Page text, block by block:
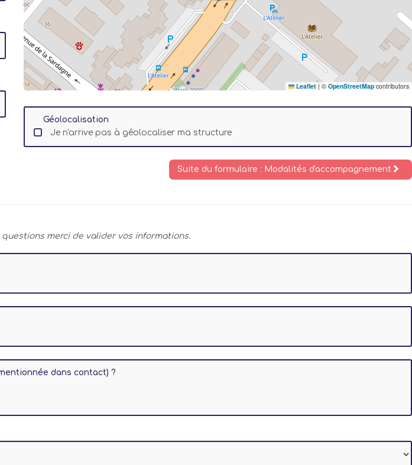
Leaflet | © OpenStreetMap contributors
Géolocalisation
Je n'arrive pas à géolocaliser ma structure
Suite du formulaire : Modalités d'accompagnement
merci de valider vos informations.
dans contact) ?